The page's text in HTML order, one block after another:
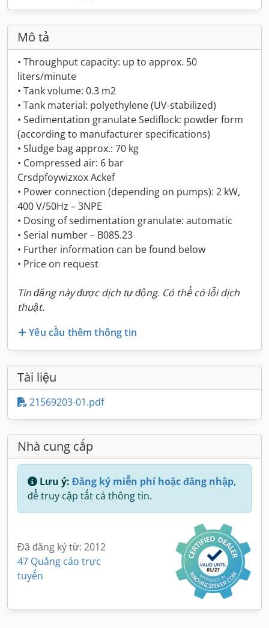
Mô tả
• Throughput capacity: up to approx. 50
liters/minute
• Tank volume: 0.3 m2
• Tank material: polyethylene (UV-stabilized)
• Sedimentation granulate Sediflock: powder form
(according to manufacturer specifications)
• Sludge bag approx.: 70 kg
• Compressed air: 6 bar
Crsdpfoywizxox Ackef
• Power connection (depending on pumps): 2 kW,
400 V/50Hz – 3NPE
• Dosing of sedimentation granulate: automatic
• Serial number – B085.23
• Further information can be found below
• Price on request
Tin đăng này được dịch tự động. Có thể có lỗi dịch
thuật.
Yêu cầu thêm thông tin
Tài liệu
21569203-01.pdf
Nhà cung cấp
Lưu ý: Đăng ký miễn phí hoặc đăng nhập,
để truy cập tất cả thông tin.
Đã đăng ký từ: 2012
47 Quảng cáo trực
tuyến